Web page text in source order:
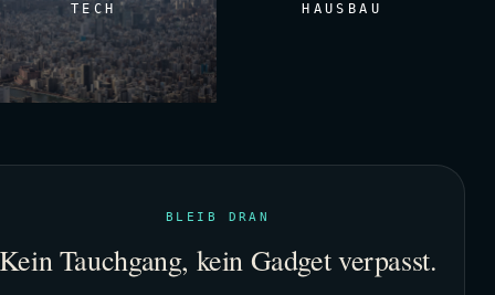
TECH HAUSBAU
BLEIB DRAN
Tauchgang, kein Gadget verpasst.